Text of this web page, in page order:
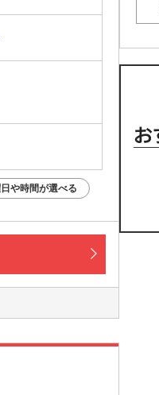
や時間が選べる